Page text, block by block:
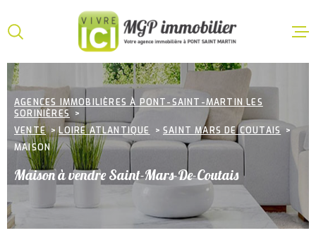
recherche
au
menu
principal
au
contenu
AGENCES IMMOBILIÈRES À PONT-SAINT-MARTIN LES
SORINIÈRES
VENTE
LOIRE ATLANTIQUE
SAINT MARS DE COUTAIS
MAISON
Maison à vendre Saint-Mars-De-Coutais
RECHERCHE
TYPE
D'OFFRE
ACHETER
TYPE
DE
TYPE DE BIEN
VILLE